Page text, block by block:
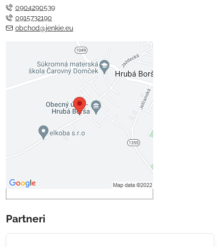
0904290539
0915732190
obchod@jenkie.eu
Externý obsah je blokovaný
Voľbami súkromia
Prajete si načítať externý obsah?
Povoliť tentokrát
Povoliť a zapamätať - súhlas s
Partneri